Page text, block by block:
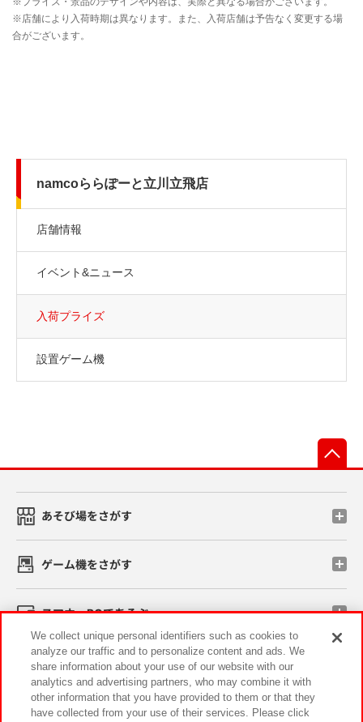
namcoららぽーと立川立飛店
店舗情報
イベント&ニュース
入荷プライズ
設置ゲーム機
あそび場をさがす
ゲーム機をさがす
スマホ・PCであそぶ
イベント・キャンペーン
We collect unique personal identifiers such as cookies to
analyze our traffic and to personalize content and ads. We
share information about your use of our website with our
analytics and advertising partners, who may combine it with
other information that you have provided to them or that they
have collected from your use of their services. Please click